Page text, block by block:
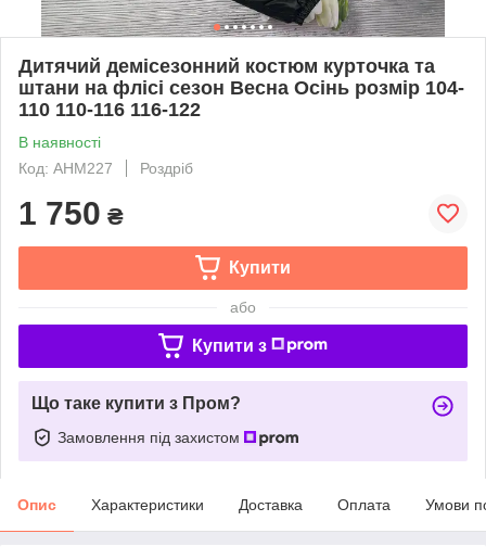
Дитячий демісезонний костюм курточка та
штани на флісі сезон Весна Осінь розмір 104-
110 110-116 116-122
В наявності
Код: AНM227
Роздріб
1 750 ₴
Купити
або
Купити з
Що таке купити з Пром?
Замовлення під захистом
Опис Характеристики Доставка Оплата Умови